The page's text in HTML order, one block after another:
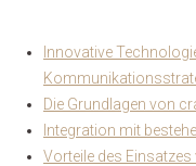
Innovative
Die Grundlagen von
Integration mit
Vorteile des